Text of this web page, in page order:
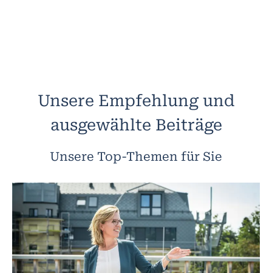
Unsere Empfehlung und
ausgewählte Beiträge
Unsere Top-Themen für Sie